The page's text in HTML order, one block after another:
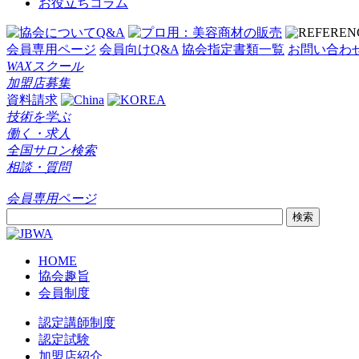
会員専用ページ 会員向けQ&A 協会指定書類一覧 お問い合わ
WAXスクール
加盟店募集
資料請求
技術を学ぶ
働く・求人
全国サロン検索
相談・質問
会員専用ページ
HOME
協会趣旨
会員制度
認定講師制度
認定試験
加盟店紹介